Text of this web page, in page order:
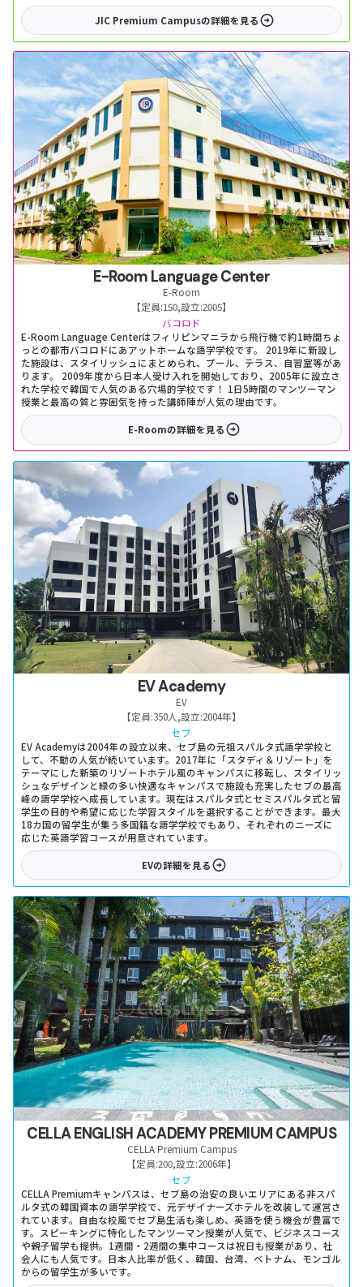
JIC Premium Campusの詳細を見る
E-Room Language Center
E-Room
【定員:150,設立:2005】
バコロド
E-Room Language Centerはフィリピンマニラから飛行機で約1時間ちょ
っとの都市バコロドにあアットホームな語学学校です。 2019年に新設し
た施設は、スタイリッシュにまとめられ、プール、テラス、自習室等があ
ります。 2009年度から日本人受け入れを開始しており、2005年に設立さ
れた学校で韓国で人気のある穴場的学校です！ 1日5時間のマンツーマン
授業と最高の質と雰囲気を持った講師陣が人気の理由です。
E-Roomの詳細を見る
EV Academy
EV
【定員:350人 ,設立:2004年】
セブ
EV Academyは2004年の設立以来、セブ島の元祖スパルタ式語学学校と
して、不動の人気が続いています。2017年に「スタディ＆リゾート」を
テーマにした新築のリゾートホテル風のキャンパスに移転し、スタイリッ
シュなデザインと緑の多い快適なキャンパスで施設も充実したセブの最高
峰の語学学校へ成長しています。現在はスパルタ式とセミスパルタ式と留
学生の目的や希望に応じた学習スタイルを選択することができます。最大
18カ国の留学生が集う多国籍な語学学校でもあり、それぞれのニーズに
応じた英語学習コースが用意されています。
EVの詳細を見る
CELLA ENGLISH ACADEMY PREMIUM CAMPUS
CELLA Premium Campus
【定員:200,設立:2006年】
セブ
CELLA Premiumキャンパスは、セブ島の治安の良いエリアにある非スパ
ルタ式の韓国資本の語学学校で、元デザイナーズホテルを改装して運営さ
れています。自由な校風でセブ島生活も楽しめ、英語を使う機会が豊富で
す。スピーキングに特化したマンツーマン授業が人気で、ビジネスコース
や親子留学も提供。1週間・2週間の集中コースは祝日も授業があり、社
会人にも人気です。日本人比率が低く、韓国、台湾、ベトナム、モンゴル
からの留学生が多いです。